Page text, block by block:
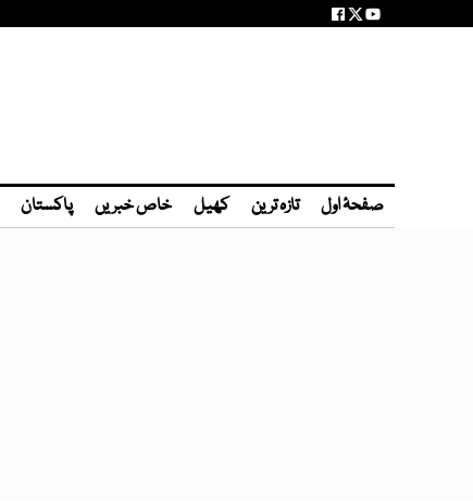
صفحۂ اول تازہ ترین کھیل خاص خبریں پاکستان